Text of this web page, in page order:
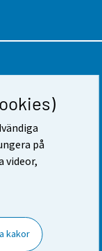
på
videor,
kakor